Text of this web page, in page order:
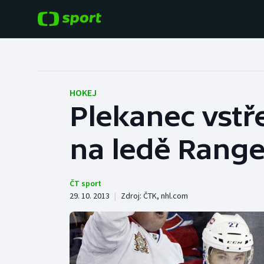
Hokej
Tenis
Cyklistika
Baseball a softbal
Basketbal
Boby a skeleton
Box
HOKEJ
Plekanec
na ledě
ČT sport
29. 10. 2013 | Zdroj: ČTK, nhl.com